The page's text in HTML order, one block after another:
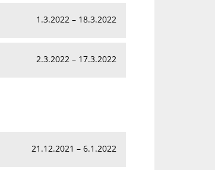
1.3.2022 – 18.3.2022
2.3.2022 – 17.3.2022
21.12.2021 – 6.1.2022